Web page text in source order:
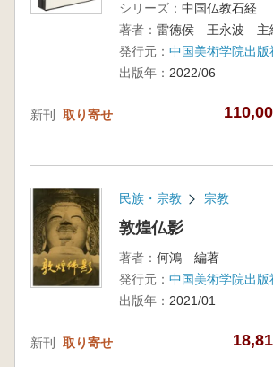
シリーズ： 中国仏教石経
著者： 雷徳侯 王永波 主
発行元： 中国美術学院出版
出版年： 2022/06
新刊 取り寄せ
民族・宗教 宗教
敦煌仏影
著者： 何鴻 編著
発行元： 中国美術学院出版
出版年： 2021/01
新刊 取り寄せ